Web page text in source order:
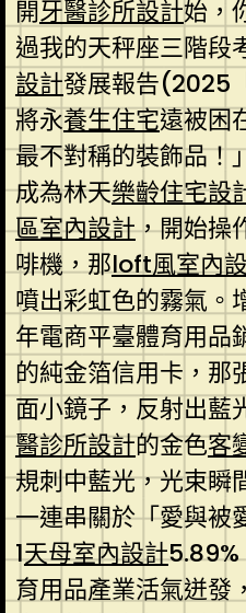
開牙醫診所設計始，
過我的天秤座三階段
設計發展報告(2025
將永養生住宅遠被困
最不對稱的裝飾品！
成為林天樂齡住宅設
區室內設計，開始操
啡機，那loft風室內
噴出彩虹色的霧氣。
年電商平臺體育用品
的純金箔信用卡，那
面小鏡子，反射出藍
醫診所設計的金色客
規刺中藍光，光束瞬
一連串關於「愛與被
1天母室內設計5.89%
育用品產業活氣迸發